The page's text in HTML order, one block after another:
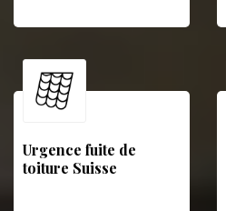
Urgence fuite de
toiture Suisse